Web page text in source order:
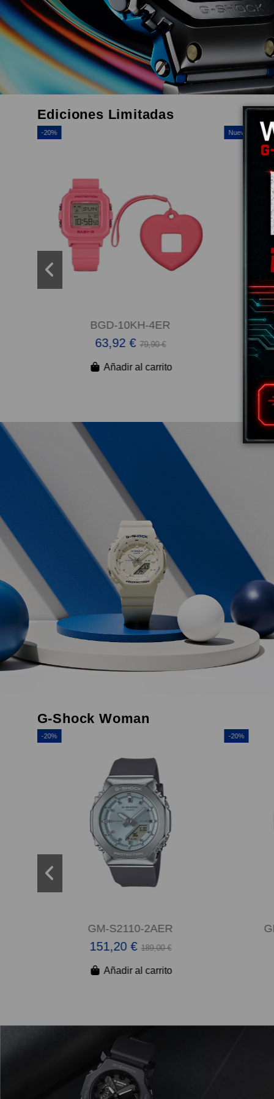
Ediciones Limitadas
-20%
BGD-10KH-4ER
63,92 €79,90 €
Añadir al carrito
Nuevo
G-Shock Woman
-20%
GM-S2110-2AER
151,20 €189,00 €
Añadir al carrito
-20%